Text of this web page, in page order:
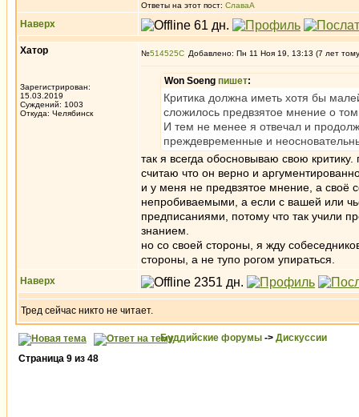
Ответы на этот пост: СлаваА
Наверх
Хатор
Зарегистрирован:
15.03.2019
Суждений: 1003
Откуда: Челябинск
№514525 Добавлено: Пн 11 Ноя 19, 13:13 (7 лет
Won Soeng пишет:
Критика должна иметь хотя бы
сложилось предвзятое мнение о
И тем не менее я отвечал и
преждевременные и
так я всегда обосновываю свою
считаю что он верно и
и у меня не предвзятое мнение, а своё
непробиваемыми, а если с вашей или
предписаниями, потому что так учили
знанием.
но со своей стороны, я жду
стороны, а не тупо рогом упираться.
Наверх
Тред сейчас никто не читает.
Буддийские форумы -> Дискуссии
Страница 9 из 48